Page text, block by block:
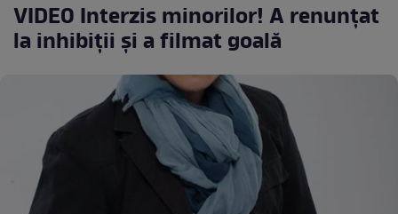
VIDEO Interzis minorilor! A renunţat
la inhibiţii şi a filmat goală